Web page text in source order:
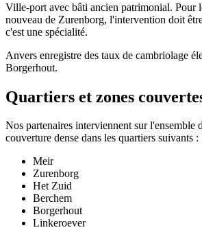
Ville-port avec bâti ancien patrimonial. Pour
nouveau de Zurenborg, l'intervention doit
c'est une spécialité.
Anvers enregistre des taux de cambriolage
Borgerhout.
Quartiers et zones
Nos partenaires interviennent sur l'ensemble
couverture dense dans les quartiers suivants :
Meir
Zurenborg
Het Zuid
Berchem
Borgerhout
Linkeroever